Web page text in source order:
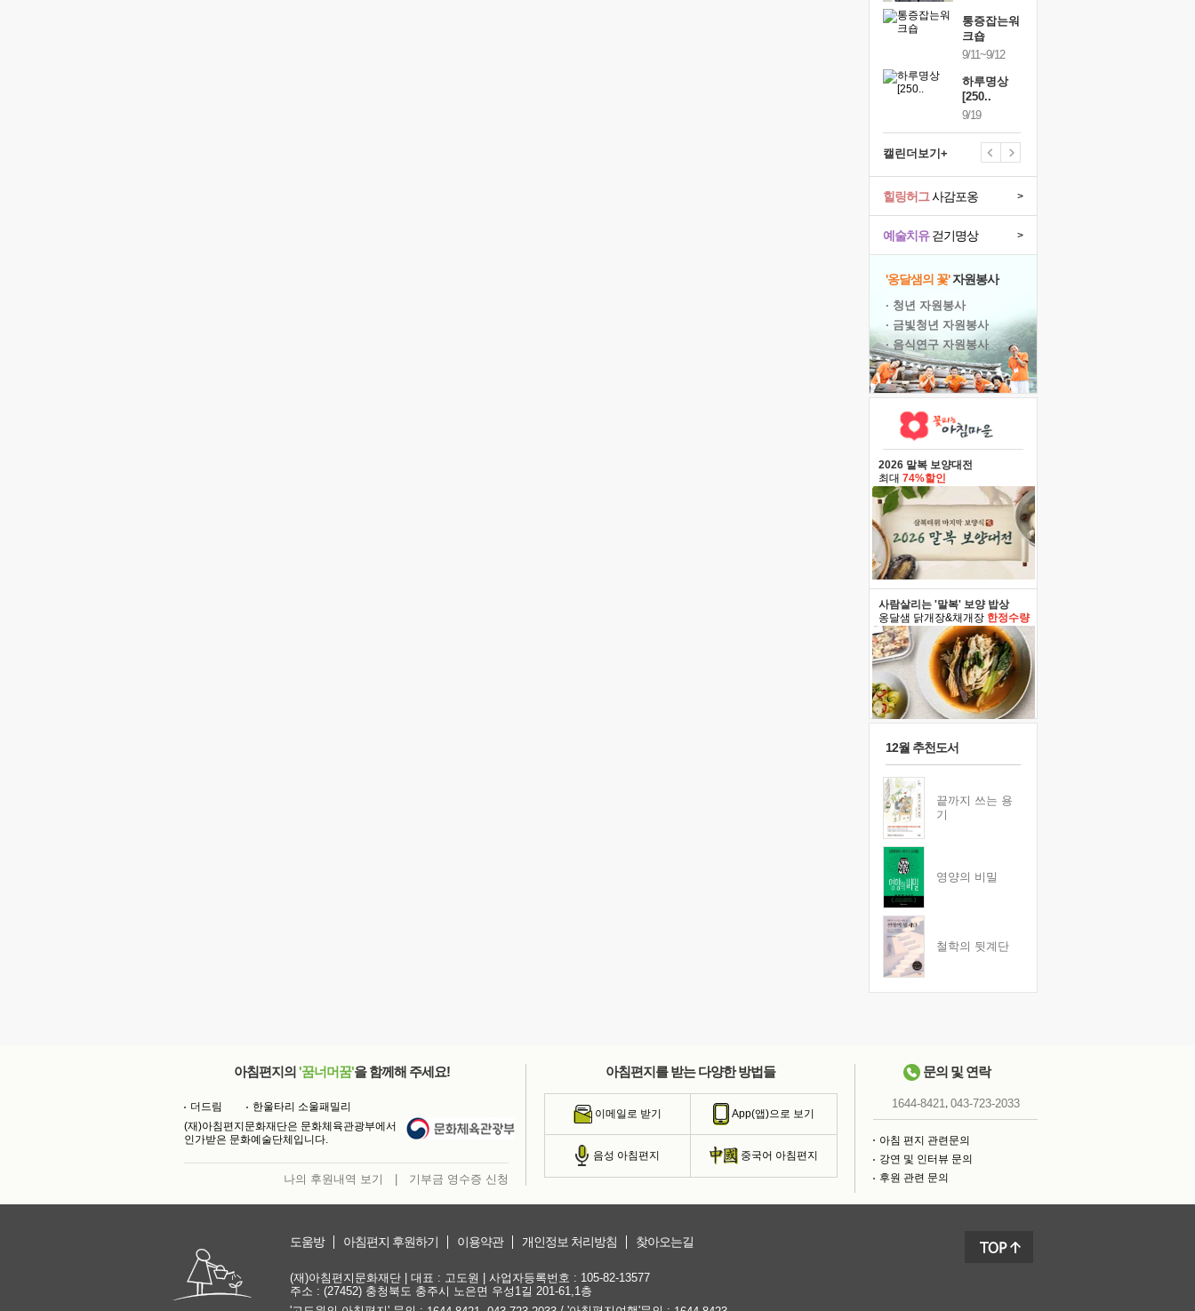
통증잡는워
크숍
9/11~9/12
하루명상
[250..
9/19
캘린더보기+
예술치유걷기명상 >
힐링허그사감포옹 >
'옹달샘의 꽃'자원봉사
· 청년 자원봉사
· 금빛청년 자원봉사
· 음식연구 자원봉사
2026 말복 보양대전
최대 74%할인
사람살리는 '말복' 보양 밥상
옹달샘 닭개장&채개장 한정수량
12월 추천도서
끝까지 쓰는 용
기
영양의 비밀
철학의 뒷계단
아침편지의 '꿈너머꿈'을 함께해 주세요!
더드림
한울타리 소울패밀리
(재)아침편지문화재단은 문화체육관광부에서
인가받은 문화예술단체입니다.
나의 후원내역 보기 기부금 영수증 신청
아침편지를 받는 다양한 방법들
이메일로 받기 App(앱)으로 보기
음성 아침편지 중국어 아침편지
문의 및 연락
1644-8421, 043-723-2033
아침 편지 관련문의
강연 및 인터뷰 문의
후원 관련 문의
도움방 아침편지 후원하기 이용약관 개인정보 처리방침 찾아오는길
(재)아침편지문화재단 | 대표 : 고도원 | 사업자등록번호 : 105-82-13577
주소 : (27452) 충청북도 충주시 노은면 우성1길 201-61,1층